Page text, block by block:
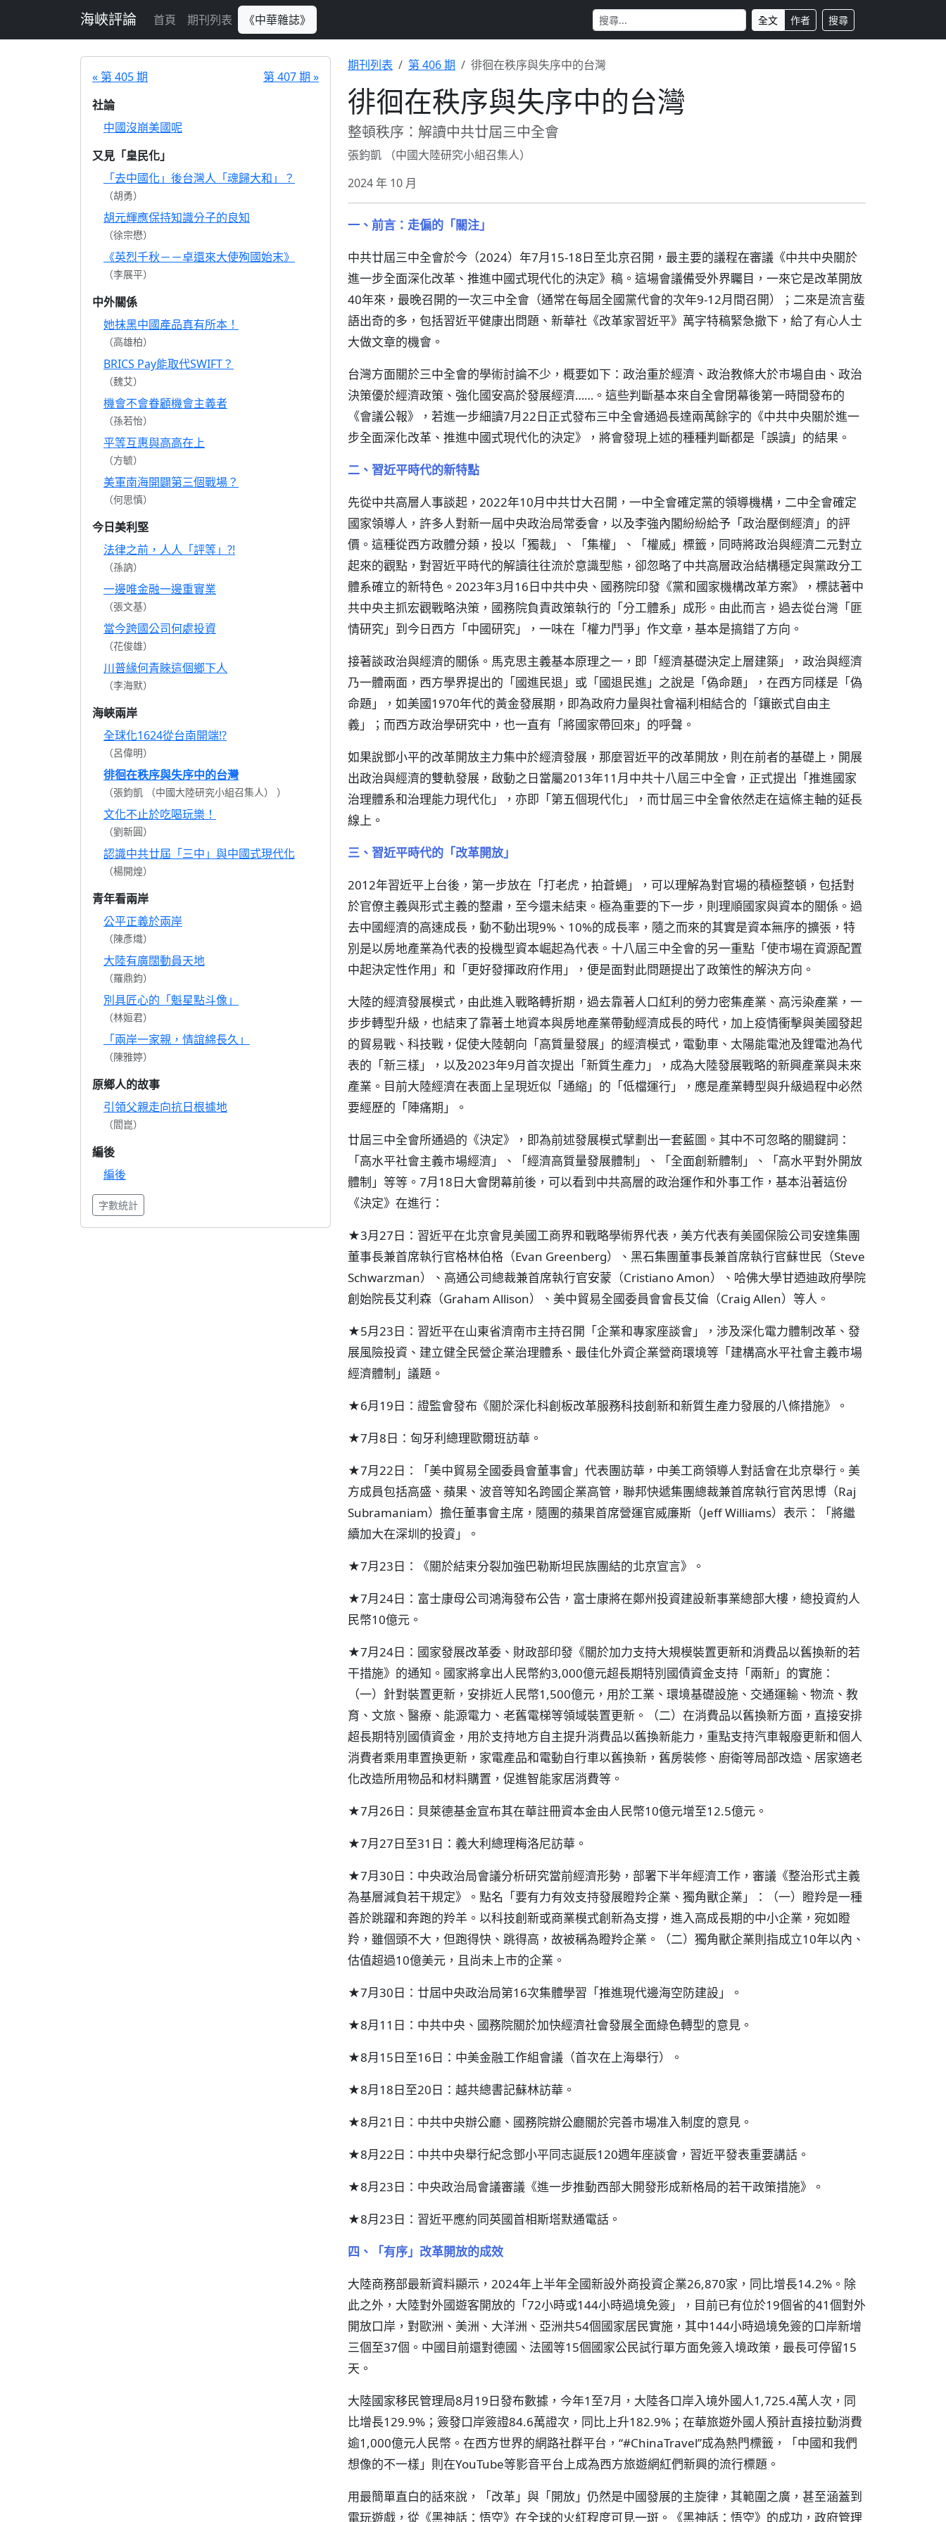
海峽評論 首頁 期刊列表 《中華雜誌》 全文 作者 搜尋
« 第 405 期
第 407 期 »
社論
中國沒崩美國呢
又見「皇民化」
「去中國化」後台灣人「魂歸大和」？
（胡勇）
胡元輝應保持知識分子的良知
（徐宗懋）
《英烈千秋－－卓還來大使殉國始末》
（李展平）
中外關係
她抹黑中國產品真有所本！
（高雄柏）
BRICS Pay能取代SWIFT？
（魏艾）
機會不會眷顧機會主義者
（孫若怡）
平等互惠與高高在上
（方毓）
美軍南海開闢第三個戰場？
（何思慎）
今日美利堅
法律之前，人人「評等」?!
（孫訥）
一邊唯金融一邊重實業
（張文基）
當今跨國公司何處投資
（花俊雄）
川普緣何青睞這個鄉下人
（李海默）
海峽兩岸
全球化1624從台南開端!?
（呂偉明）
徘徊在秩序與失序中的台灣
（張鈞凱 （中國大陸研究小組召集人） ）
文化不止於吃喝玩樂！
（劉新圓）
認識中共廿屆「三中」與中國式現代化
（楊開煌）
青年看兩岸
公平正義於兩岸
（陳彥熾）
大陸有廣闊動員天地
（羅鼎鈞）
別具匠心的「魁星點斗像」
（林姮君）
「兩岸一家親，情誼綿長久」
（陳雅婷）
原鄉人的故事
引領父親走向抗日根據地
（閻崑）
編後
編後
字數統計
期刊列表 第 406 期 徘徊在秩序與失序中的台灣
徘徊在秩序與失序中的台灣
整頓秩序：解讀中共廿屆三中全會
張鈞凱 （中國大陸研究小組召集人）
2024 年 10 月
一、前言：走偏的「關注」
中共廿屆三中全會於今（2024）年7月15-18日至北京召開，最主要的議程在審議《中共中央關於
進一步全面深化改革、推進中國式現代化的決定》稿。這場會議備受外界矚目，一來它是改革開放
40年來，最晚召開的一次三中全會（通常在每屆全國黨代會的次年9-12月間召開）；二來是流言蜚
語出奇的多，包括習近平健康出問題、新華社《改革家習近平》萬字特稿緊急撤下，給了有心人士
大做文章的機會。
台灣方面關於三中全會的學術討論不少，概要如下：政治重於經濟、政治教條大於市場自由、政治
決策優於經濟政策、強化國安高於發展經濟……。這些判斷基本來自全會閉幕後第一時間發布的
《會議公報》，若進一步細讀7月22日正式發布三中全會通過長達兩萬餘字的《中共中央關於進一
步全面深化改革、推進中國式現代化的決定》，將會發現上述的種種判斷都是「誤讀」的結果。
二、習近平時代的新特點
先從中共高層人事談起，2022年10月中共廿大召開，一中全會確定黨的領導機構，二中全會確定
國家領導人，許多人對新一屆中央政治局常委會，以及李強內閣紛紛給予「政治壓倒經濟」的評
價。這種從西方政體分類，投以「獨裁」、「集權」、「權威」標籤，同時將政治與經濟二元對立
起來的觀點，對習近平時代的解讀往往流於意識型態，卻忽略了中共高層政治結構穩定與黨政分工
體系確立的新特色。2023年3月16日中共中央、國務院印發《黨和國家機構改革方案》，標誌著中
共中央主抓宏觀戰略決策，國務院負責政策執行的「分工體系」成形。由此而言，過去從台灣「匪
情研究」到今日西方「中國研究」，一味在「權力鬥爭」作文章，基本是搞錯了方向。
接著談政治與經濟的關係。馬克思主義基本原理之一，即「經濟基礎決定上層建築」，政治與經濟
乃一體兩面，西方學界提出的「國進民退」或「國退民進」之說是「偽命題」，在西方同樣是「偽
命題」，如美國1970年代的黃金發展期，即為政府力量與社會福利相結合的「鑲嵌式自由主
義」；而西方政治學研究中，也一直有「將國家帶回來」的呼聲。
如果說鄧小平的改革開放主力集中於經濟發展，那麼習近平的改革開放，則在前者的基礎上，開展
出政治與經濟的雙軌發展，啟動之日當屬2013年11月中共十八屆三中全會，正式提出「推進國家
治理體系和治理能力現代化」，亦即「第五個現代化」，而廿屆三中全會依然走在這條主軸的延長
線上。
三、習近平時代的「改革開放」
2012年習近平上台後，第一步放在「打老虎，拍蒼蠅」，可以理解為對官場的積極整頓，包括對
於官僚主義與形式主義的整肅，至今還未結束。極為重要的下一步，則理順國家與資本的關係。過
去中國經濟的高速成長，動不動出現9%、10%的成長率，隨之而來的其實是資本無序的擴張，特
別是以房地產業為代表的投機型資本崛起為代表。十八屆三中全會的另一重點「使市場在資源配置
中起決定性作用」和「更好發揮政府作用」，便是面對此問題提出了政策性的解決方向。
大陸的經濟發展模式，由此進入戰略轉折期，過去靠著人口紅利的勞力密集產業、高污染產業，一
步步轉型升級，也結束了靠著土地資本與房地產業帶動經濟成長的時代，加上疫情衝擊與美國發起
的貿易戰、科技戰，促使大陸朝向「高質量發展」的經濟模式，電動車、太陽能電池及鋰電池為代
表的「新三樣」，以及2023年9月首次提出「新質生產力」，成為大陸發展戰略的新興產業與未來
產業。目前大陸經濟在表面上呈現近似「通縮」的「低檔運行」，應是產業轉型與升級過程中必然
要經歷的「陣痛期」。
廿屆三中全會所通過的《決定》，即為前述發展模式擘劃出一套藍圖。其中不可忽略的關鍵詞：
「高水平社會主義市場經濟」、「經濟高質量發展體制」、「全面創新體制」、「高水平對外開放
體制」等等。7月18日大會閉幕前後，可以看到中共高層的政治運作和外事工作，基本沿著這份
《決定》在進行：
★3月27日：習近平在北京會見美國工商界和戰略學術界代表，美方代表有美國保險公司安達集團
董事長兼首席執行官格林伯格（Evan Greenberg）、黑石集團董事長兼首席執行官蘇世民（Steve
Schwarzman）、高通公司總裁兼首席執行官安蒙（Cristiano Amon）、哈佛大學甘迺迪政府學院
創始院長艾利森（Graham Allison）、美中貿易全國委員會會長艾倫（Craig Allen）等人。
★5月23日：習近平在山東省濟南市主持召開「企業和專家座談會」，涉及深化電力體制改革、發
展風險投資、建立健全民營企業治理體系、最佳化外資企業營商環境等「建構高水平社會主義市場
經濟體制」議題。
★6月19日：證監會發布《關於深化科創板改革服務科技創新和新質生產力發展的八條措施》。
★7月8日：匈牙利總理歐爾班訪華。
★7月22日：「美中貿易全國委員會董事會」代表團訪華，中美工商領導人對話會在北京舉行。美
方成員包括高盛、蘋果、波音等知名跨國企業高管，聯邦快遞集團總裁兼首席執行官芮思博（Raj
Subramaniam）擔任董事會主席，隨團的蘋果首席營運官威廉斯（Jeff Williams）表示：「將繼
續加大在深圳的投資」。
★7月23日：《關於結束分裂加強巴勒斯坦民族團結的北京宣言》。
★7月24日：富士康母公司鴻海發布公告，富士康將在鄭州投資建設新事業總部大樓，總投資約人
民幣10億元。
★7月24日：國家發展改革委、財政部印發《關於加力支持大規模裝置更新和消費品以舊換新的若
干措施》的通知。國家將拿出人民幣約3,000億元超長期特別國債資金支持「兩新」的實施：
（一）針對裝置更新，安排近人民幣1,500億元，用於工業、環境基礎設施、交通運輸、物流、教
育、文旅、醫療、能源電力、老舊電梯等領域裝置更新。（二）在消費品以舊換新方面，直接安排
超長期特別國債資金，用於支持地方自主提升消費品以舊換新能力，重點支持汽車報廢更新和個人
消費者乘用車置換更新，家電產品和電動自行車以舊換新，舊房裝修、廚衛等局部改造、居家適老
化改造所用物品和材料購置，促進智能家居消費等。
★7月26日：貝萊德基金宣布其在華註冊資本金由人民幣10億元增至12.5億元。
★7月27日至31日：義大利總理梅洛尼訪華。
★7月30日：中央政治局會議分析研究當前經濟形勢，部署下半年經濟工作，審議《整治形式主義
為基層減負若干規定》。點名「要有力有效支持發展瞪羚企業、獨角獸企業」：（一）瞪羚是一種
善於跳躍和奔跑的羚羊。以科技創新或商業模式創新為支撐，進入高成長期的中小企業，宛如瞪
羚，雖個頭不大，但跑得快、跳得高，故被稱為瞪羚企業。（二）獨角獸企業則指成立10年以內、
估值超過10億美元，且尚未上市的企業。
★7月30日：廿屆中央政治局第16次集體學習「推進現代邊海空防建設」。
★8月11日：中共中央、國務院關於加快經濟社會發展全面綠色轉型的意見。
★8月15日至16日：中美金融工作組會議（首次在上海舉行）。
★8月18日至20日：越共總書記蘇林訪華。
★8月21日：中共中央辦公廳、國務院辦公廳關於完善市場准入制度的意見。
★8月22日：中共中央舉行紀念鄧小平同志誕辰120週年座談會，習近平發表重要講話。
★8月23日：中央政治局會議審議《進一步推動西部大開發形成新格局的若干政策措施》。
★8月23日：習近平應約同英國首相斯塔默通電話。
四、「有序」改革開放的成效
大陸商務部最新資料顯示，2024年上半年全國新設外商投資企業26,870家，同比增長14.2%。除
此之外，大陸對外國遊客開放的「72小時或144小時過境免簽」，目前已有位於19個省的41個對外
開放口岸，對歐洲、美洲、大洋洲、亞洲共54個國家居民實施，其中144小時過境免簽的口岸新增
三個至37個。中國目前還對德國、法國等15個國家公民試行單方面免簽入境政策，最長可停留15
天。
大陸國家移民管理局8月19日發布數據，今年1至7月，大陸各口岸入境外國人1,725.4萬人次，同
比增長129.9%；簽發口岸簽證84.6萬證次，同比上升182.9%；在華旅遊外國人預計直接拉動消費
逾1,000億元人民幣。在西方世界的網路社群平台，“#ChinaTravel”成為熱門標籤，「中國和我們
想像的不一樣」則在YouTube等影音平台上成為西方旅遊網紅們新興的流行標題。
用最簡單直白的話來說，「改革」與「開放」仍然是中國發展的主旋律，其範圍之廣，甚至涵蓋到
電玩遊戲，從《黑神話：悟空》在全球的火紅程度可見一斑。《黑神話：悟空》的成功，政府管理